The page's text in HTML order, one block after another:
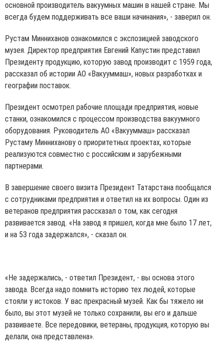
основной производитель вакуумных машин в нашей стране. Мы
всегда будем поддерживать все ваши начинания», - заверил он.
Рустам Минниханов ознакомился с экспозицией заводского
музея. Директор предприятия Евгений Капустин представил
Президенту продукцию, которую завод производит с 1959 года,
рассказал об истории АО «Вакууммаш», новых разработках и
географии поставок.
Президент осмотрел рабочие площади предприятия, новые
станки, ознакомился с процессом производства вакуумного
оборудования. Руководитель АО «Вакууммаш» рассказал
Рустаму Минниханову о приоритетных проектах, которые
реализуются совместно с российским и зарубежными
партнерами.
В завершение своего визита Президент Татарстана пообщался
с сотрудниками предприятия и ответил на их вопросы. Один из
ветеранов предприятия рассказал о том, как сегодня
развивается завод. «На завод я пришел, когда мне было 17 лет,
и на 53 года задержался», - сказал он.
«Не задержались, - ответил Президент, - вы основа этого
завода. Всегда надо помнить историю тех людей, которые
стояли у истоков. У вас прекрасный музей. Как бы тяжело ни
было, вы этот музей не только сохранили, вы его и дальше
развиваете. Все передовики, ветераны, продукция, которую вы
делали, она представлена».